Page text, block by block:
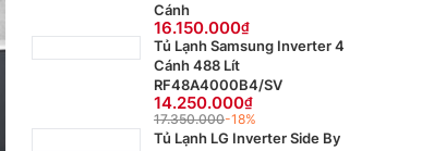
Cánh
16.150.000
Tủ Lạnh Samsung Inverter 4
Cánh 488 Lít
RF48A4000B4/SV
14.250.000
17.350.000-18%
Tủ Lạnh LG Inverter Side By